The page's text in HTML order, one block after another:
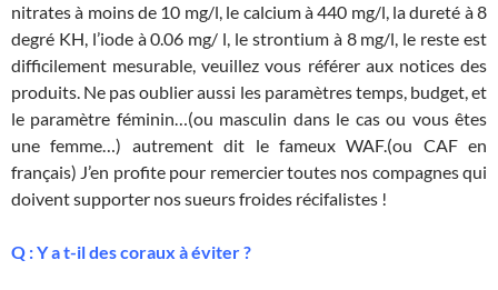
nitrates à moins de 10 mg/l, le calcium à 440 mg/l, la dureté à 8
degré KH, l’iode à 0.06 mg/ l, le strontium à 8 mg/l, le reste est
difficilement mesurable, veuillez vous référer aux notices des
produits. Ne pas oublier aussi les paramètres temps, budget, et
le paramètre féminin…(ou masculin dans le cas ou vous êtes
une femme…) autrement dit le fameux WAF.(ou CAF en
français) J’en profite pour remercier toutes nos compagnes qui
doivent supporter nos sueurs froides récifalistes !
Q : Y a t-il des coraux à éviter ?